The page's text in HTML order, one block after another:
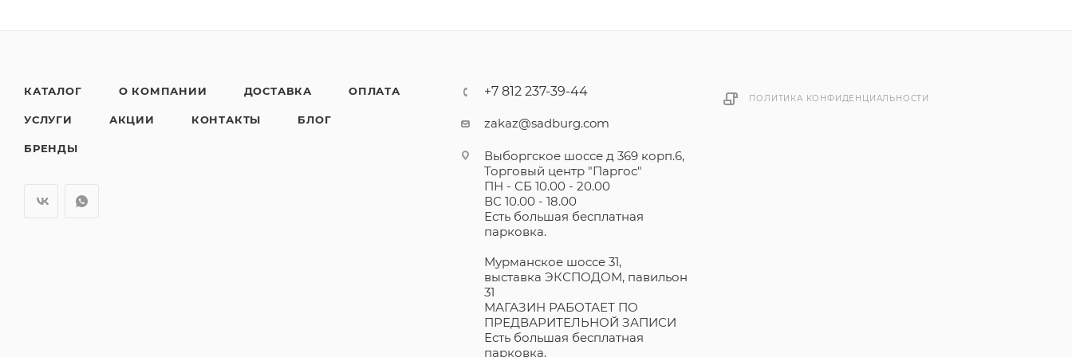
КАТАЛОГ О КОМПАНИИ ДОСТАВКА ОПЛАТА
УСЛУГИ АКЦИИ КОНТАКТЫ БЛОГ
БРЕНДЫ
+7 812 237-39-44
zakaz@sadburg.com
Выборгское шоссе д 369 корп.6,
Торговый центр "Паргос"
ПН - СБ 10.00 - 20.00
ВС 10.00 - 18.00
Есть большая бесплатная
парковка.
Мурманское шоссе 31,
выставка ЭКСПОДОМ, павильон
31
МАГАЗИН РАБОТАЕТ ПО
ПРЕДВАРИТЕЛЬНОЙ ЗАПИСИ
Есть большая бесплатная
парковка.
ПОЛИТИКА КОНФИДЕНЦИАЛЬНОСТИ